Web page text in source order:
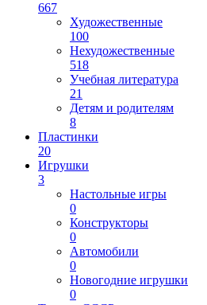
667
Художественные
100
Нехудожественные
518
Учебная литература
21
Детям и родителям
8
Пластинки
20
Игрушки
3
Настольные игры
0
Конструкторы
0
Автомобили
0
Новогодние игрушки
0